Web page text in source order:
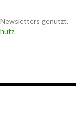
Newsletters genutzt.
.